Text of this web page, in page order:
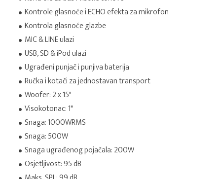
Kontrole glasnoće i ECHO efekta za mikrofon
Kontrola glasnoće glazbe
MIC & LINE ulazi
USB, SD & iPod ulazi
Ugrađeni punjač i punjiva baterija
Ručka i kotači za jednostavan transport
Woofer: 2 x 15"
Visokotonac: 1"
Snaga: 1000WRMS
Snaga: 500W
Snaga ugrađenog pojačala: 200W
Osjetljivost: 95 dB